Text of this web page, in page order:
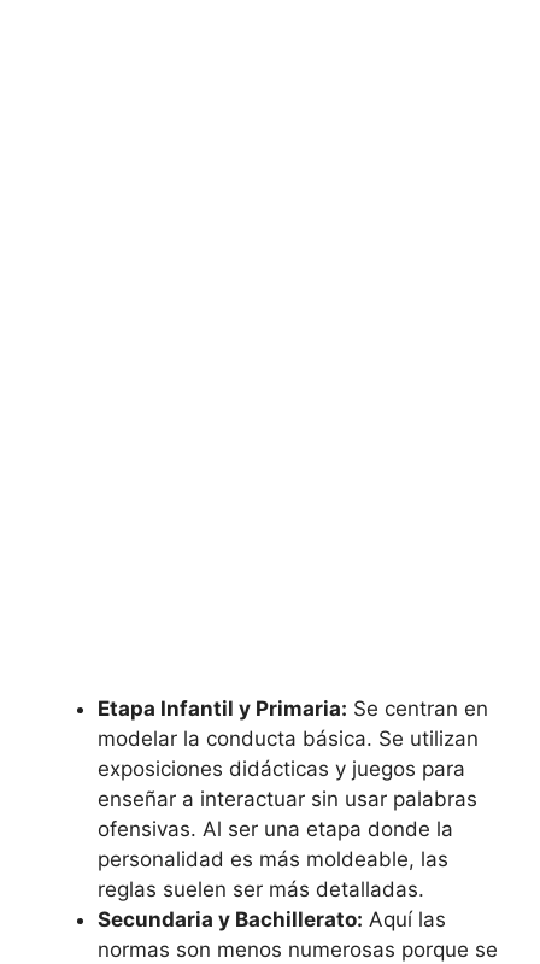
Etapa Infantil y Primaria: Se centran en
modelar la conducta básica. Se utilizan
exposiciones didácticas y juegos para
enseñar a interactuar sin usar palabras
ofensivas. Al ser una etapa donde la
personalidad es más moldeable, las
reglas suelen ser más detalladas.
Secundaria y Bachillerato: Aquí las
normas son menos numerosas porque se